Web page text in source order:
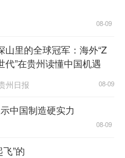
08-09
山里的全球冠军：海外“Z
代”在贵州读懂中国机遇
州日报 08-09
中国制造硬实力
08-09
”的